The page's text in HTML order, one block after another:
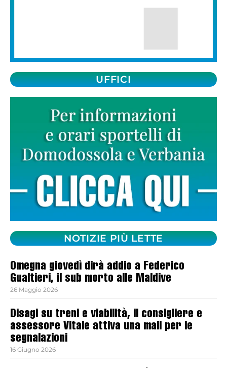
UFFICI
NOTIZIE PIÙ LETTE
Omegna giovedì dirà addio a Federico
Gualtieri, il sub morto alle Maldive
26 Maggio 2026
Disagi su treni e viabilità, il consigliere e
assessore Vitale attiva una mail per le
segnalazioni
16 Giugno 2026